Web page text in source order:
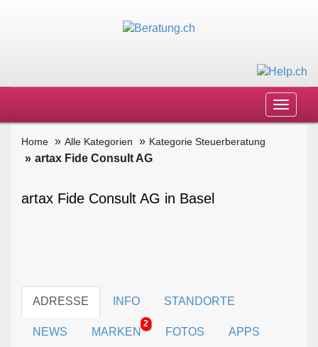
Toggle
Home Alle Kategorien Kategorie Steuerberatung
artax Fide Consult AG
artax Fide Consult AG in Basel
ADRESSE INFO STANDORTE
NEWS MARKEN
2
FOTOS APPS